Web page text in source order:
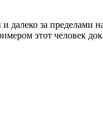
за пределами
этот человек